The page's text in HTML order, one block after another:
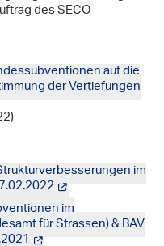
des SECO
auf die
der Vertiefungen
im
im
für Strassen) & BAV